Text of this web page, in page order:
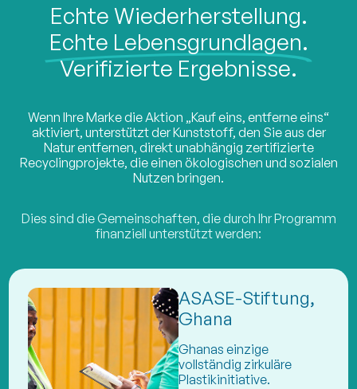
Echte Wiederherstellung.
Echte Lebensgrundlagen.
Verifizierte Ergebnisse.
Wenn Ihre Marke die Aktion „Kauf eins, entferne eins“
aktiviert, unterstützt der Kunststoff, den Sie aus der
Natur entfernen, direkt unabhängig zertifizierte
Recyclingprojekte, die einen ökologischen und sozialen
Nutzen bringen.
Dies sind die Gemeinschaften, die durch Ihr Programm
finanziell unterstützt werden:
ASASE-Stiftung,
Ghana
Ghanas einzige
vollständig zirkuläre
Plastikinitiative.